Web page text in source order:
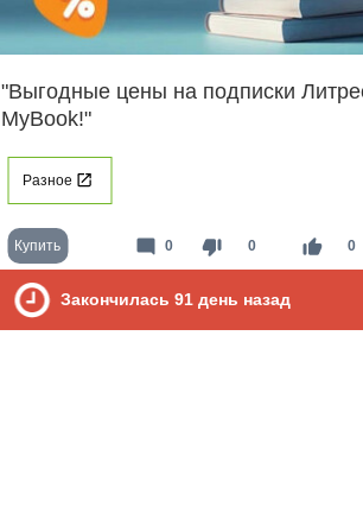
"Выгодные цены на подписки
MyBook!"
Разное
Купить thumb_down 0 thumb_up 0
mode_comment 0
Закончилась 91 день назад